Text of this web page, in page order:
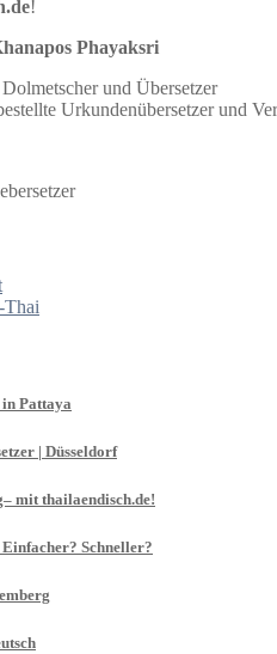
!
Phayaksri
und Übersetzer
Urkundenübersetzer und
Thai
Pattaya
| Düsseldorf
mit thailaendisch.de!
Schneller?